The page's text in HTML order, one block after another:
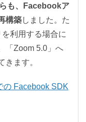
も、Facebookア
構築しました。た
利用する場合に
「Zoom 5.0」へ
きます。
の Facebook SDK